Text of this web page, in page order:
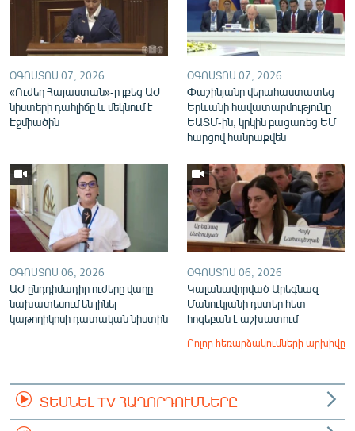
ՕԳՈՍՏՈՍ 07, 2026
«Ուժեղ Հայաստան»-ը լքեց ԱԺ
նիստերի դահլիճը և մեկնում է
Էջմիածին
ՕԳՈՍՏՈՍ 07, 2026
Փաշինյանը վերահաստատեց
Երևանի հավատարմությունը
ԵԱՏՄ-ին, կրկին բացառեց ԵՄ
հարցով հանրաքվեն
ՕԳՈՍՏՈՍ 06, 2026
ԱԺ ընդդիմադիր ուժերը վաղը
նախատեսում են լինել
կաթողիկոսի դատական նիստին
ՕԳՈՍՏՈՍ 06, 2026
Կալանավորված Արեգնազ
Մանուկյանի դստեր հետ
հոգեբան է աշխատում
Բոլոր հեռարձակումների արխիվը
ՏԵՍՆԵԼ TV ՀԱՂՈՐԴՈՒՄՆԵՐԸ